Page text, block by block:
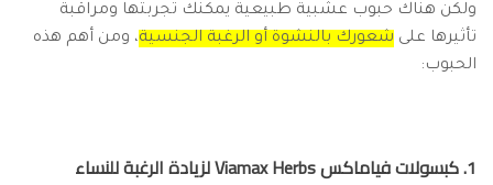
ولكن هناك حبوب عشبية طبيعية يمكنك تجربتها ومراقبة
تأثيرها على شعورك بالنشوة أو الرغبة الجنسية، ومن أهم هذه
الحبوب:
1. كبسولات فياماكس Viamax Herbs لزيادة الرغبة للنساء